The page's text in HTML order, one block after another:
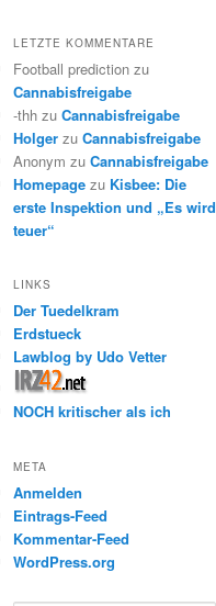
LETZTE KOMMENTARE
Football prediction zu
Cannabisfreigabe
-thh zu Cannabisfreigabe
Holger zu Cannabisfreigabe
Anonym zu Cannabisfreigabe
Homepage zu Kisbee: Die
erste Inspektion und „Es wird
teuer“
LINKS
Der Tuedelkram
Erdstueck
Lawblog by Udo Vetter
NOCH kritischer als ich
META
Anmelden
Eintrags-Feed
Kommentar-Feed
WordPress.org